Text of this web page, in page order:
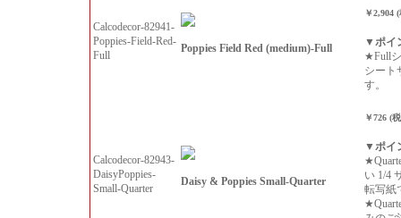
Calcodecor-82941-
Poppies-Field-Red-
Full
Poppies Field Red (medium)-Full
￥2,904
▼ポイ
★Full
シート
す。
Calcodecor-82943-
DaisyPoppies-
Small-Quarter
Daisy & Poppies Small-Quarter
￥726 (
▼ポイ
い 1/4
転写紙